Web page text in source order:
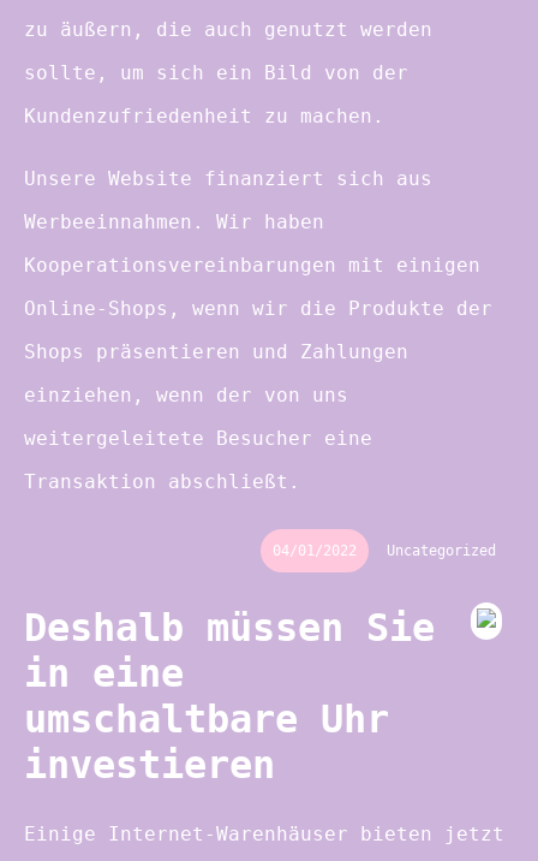
zu äußern, die auch genutzt werden
sollte, um sich ein Bild von der
Kundenzufriedenheit zu machen.
Unsere Website finanziert sich aus
Werbeeinnahmen. Wir haben
Kooperationsvereinbarungen mit einigen
Online-Shops, wenn wir die Produkte der
Shops präsentieren und Zahlungen
einziehen, wenn der von uns
weitergeleitete Besucher eine
Transaktion abschließt.
04/01/2022 Uncategorized
Deshalb müssen Sie
in eine
umschaltbare Uhr
investieren
Einige Internet-Warenhäuser bieten jetzt